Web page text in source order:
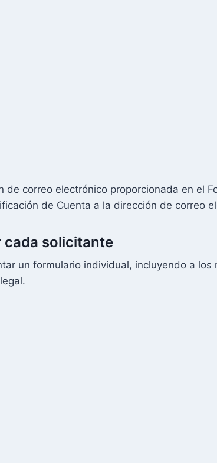
correo electrónico proporcionada en el
de Cuenta a la dirección de correo
solicitante
un formulario individual, incluyendo a